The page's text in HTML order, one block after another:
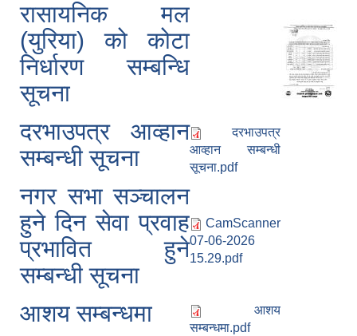
रासायनिक मल
(युरिया) को कोटा
निर्धारण सम्बन्धि
सूचना
दरभाउपत्र आव्हान
सम्बन्धी सूचना
दरभाउपत्र
आव्हान सम्बन्धी
सूचना.pdf
नगर सभा सञ्चालन
हुने दिन सेवा प्रवाह
प्रभावित हुने
सम्बन्धी सूचना
CamScanner
07-06-2026
15.29.pdf
आशय सम्बन्धमा
आशय
सम्बन्धमा.pdf